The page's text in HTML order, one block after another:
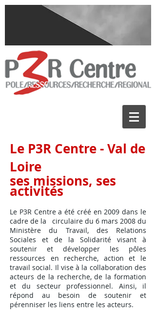
Le P3R Centre - Val de
Loire
ses missions, ses
activités
Le P3R Centre a été créé en 2009 dans le
cadre de la circulaire du 6 mars 2008 du
Ministère du Travail, des Relations
Sociales et de la Solidarité visant à
soutenir et développer les pôles
ressources en recherche, action et le
travail social. Il vise à la collaboration des
acteurs de la recherche, de la formation
et du secteur professionnel. Ainsi, il
répond au besoin de soutenir et
pérenniser les liens entre les acteurs.